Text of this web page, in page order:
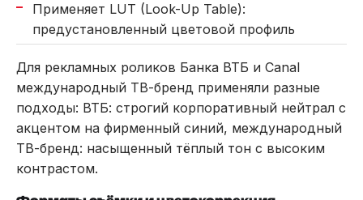
Применяет LUT (Look-Up Table):
предустановленный цветовой профиль
Для рекламных роликов Банка ВТБ и Canal
международный ТВ-бренд применяли разные
подходы: ВТБ: строгий корпоративный нейтрал с
акцентом на фирменный синий, международный
ТВ-бренд: насыщенный тёплый тон с высоким
контрастом.